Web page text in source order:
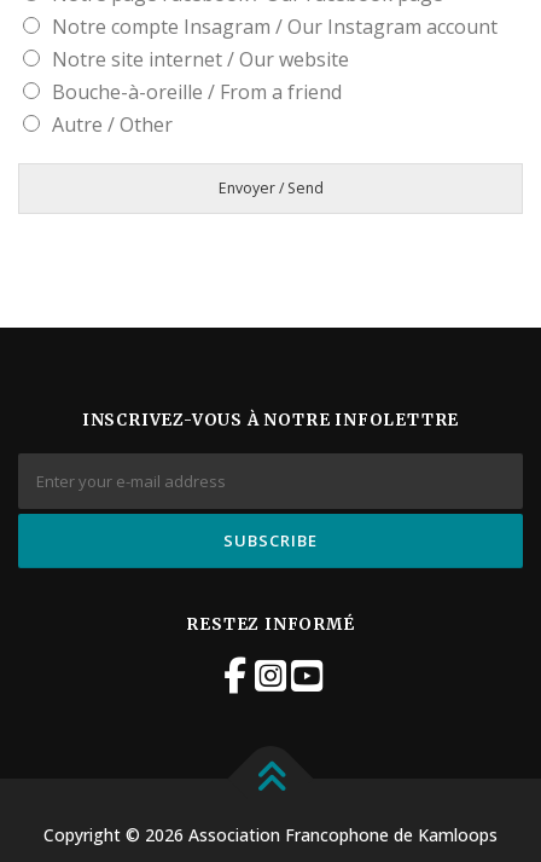
Notre compte Insagram / Our Instagram account
Notre site internet / Our website
Bouche-à-oreille / From a friend
Autre / Other
Envoyer / Send
INSCRIVEZ-VOUS À NOTRE INFOLETTRE
RESTEZ INFORMÉ
Copyright © 2026 Association Francophone de Kamloops